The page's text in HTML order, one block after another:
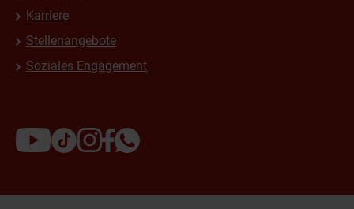
Karriere
Stellenangebote
Soziales Engagement